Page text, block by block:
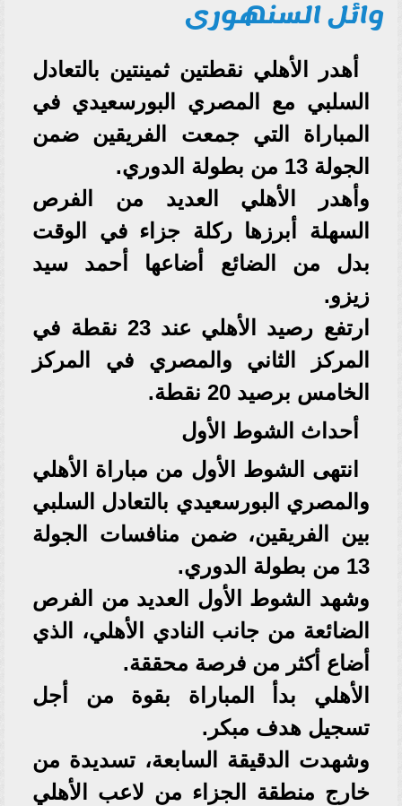
وائل السنهورى
أهدر الأهلي نقطتين ثمينتين بالتعادل
السلبي مع المصري البورسعيدي في
المباراة التي جمعت الفريقين ضمن
الجولة 13 من بطولة الدوري.
وأهدر الأهلي العديد من الفرص
السهلة أبرزها ركلة جزاء في الوقت
بدل من الضائع أضاعها أحمد سيد
زيزو.
ارتفع رصيد الأهلي عند 23 نقطة في
المركز الثاني والمصري في المركز
الخامس برصيد 20 نقطة.
أحداث الشوط الأول
انتهى الشوط الأول من مباراة الأهلي
والمصري البورسعيدي بالتعادل السلبي
بين الفريقين، ضمن منافسات الجولة
13 من بطولة الدوري.
وشهد الشوط الأول العديد من الفرص
الضائعة من جانب النادي الأهلي، الذي
أضاع أكثر من فرصة محققة.
الأهلي بدأ المباراة بقوة من أجل
تسجيل هدف مبكر.
وشهدت الدقيقة السابعة، تسديدة من
خارج منطقة الجزاء من لاعب الأهلي